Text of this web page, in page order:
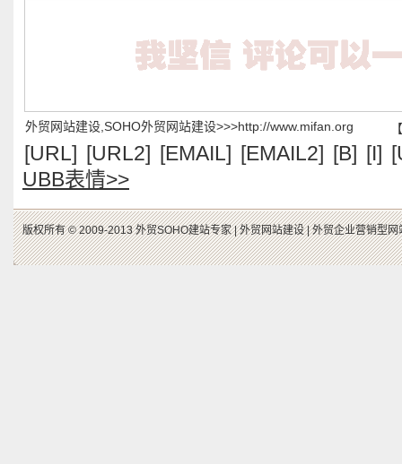
【
外贸网站建设,SOHO外贸网站建设>>>http://www.mifan.org
[URL] [URL2] [EMAIL] [EMAIL2] [B] [I]
UBB表情>>
版权所有 © 2009-2013 外贸SOHO建站专家 |外贸网站建设 |外贸企业营销型网